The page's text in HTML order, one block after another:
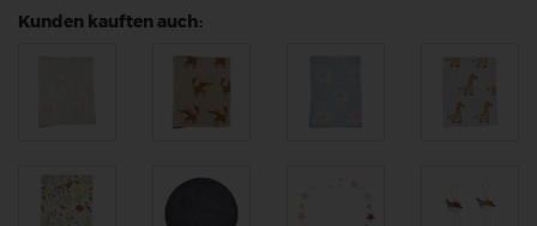
Kunden kauften auch: